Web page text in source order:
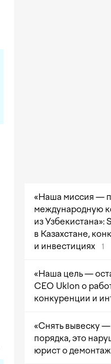
«Наша миссия —
международную
из Узбекистана»:
в Казахстане,
и инвестициях
1
«Наша цель —
CEO Uklon о
конкуренции и
«Снять вывеску
порядка, это
юрист о